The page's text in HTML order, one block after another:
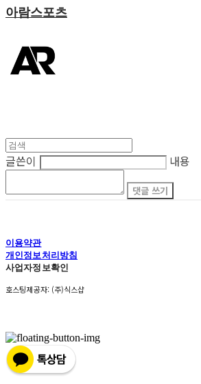
아람스포츠
글쓴이 내용
댓글 쓰기
이용약관
개인정보처리방침
사업자정보확인
호스팅제공자: (주)식스샵